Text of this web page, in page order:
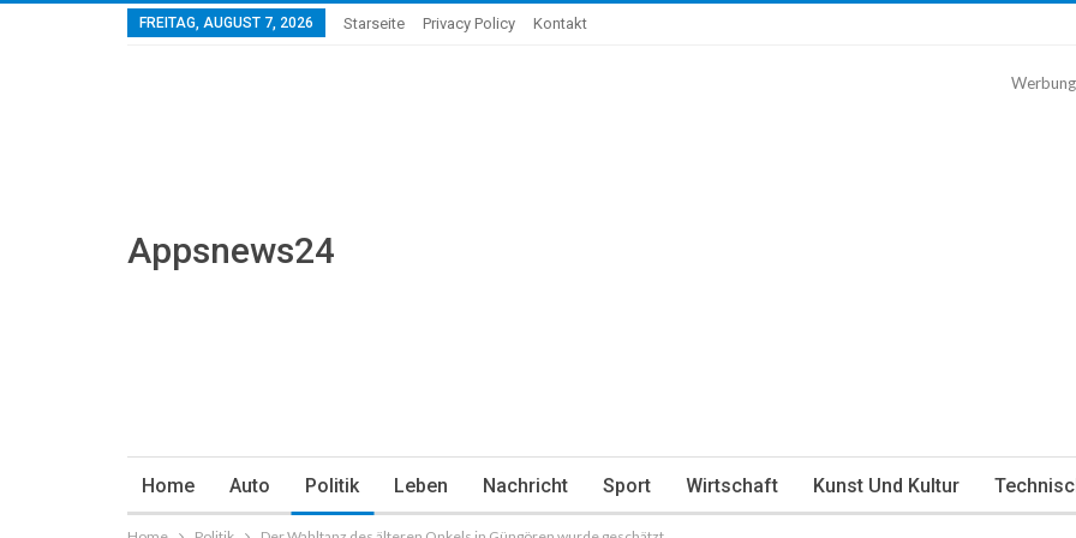
FREITAG, AUGUST 7, 2026 Starseite Privacy Policy Kontakt
Appsnews24
Werbung
Home Auto Politik Leben Nachricht Sport Wirtschaft Kunst Und Kultur